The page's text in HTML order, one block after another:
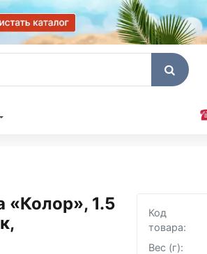
Запомнить меня
Согласен на обработку
персональных данных
«Колор», 1.5
Код
товара:
Вес (г):